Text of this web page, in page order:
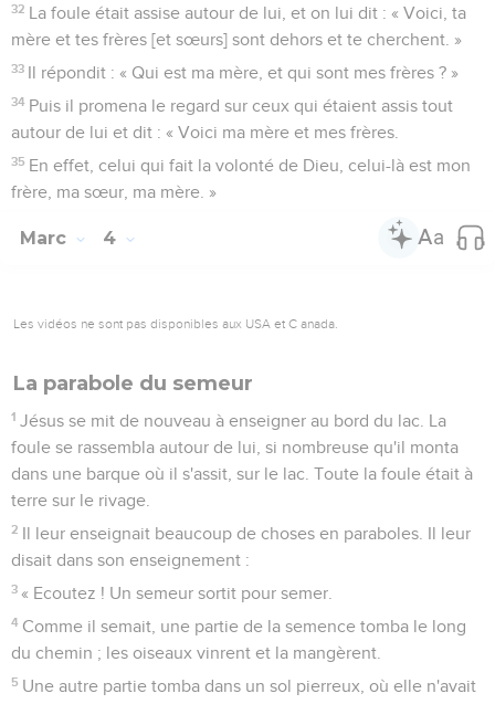
32 La foule était assise autour de lui, et on lui dit : « Voici, ta
mère et tes frères [et sœurs] sont dehors et te cherchent. »
33 Il répondit : « Qui est ma mère, et qui sont mes frères ? »
34 Puis il promena le regard sur ceux qui étaient assis tout
autour de lui et dit : « Voici ma mère et mes frères.
35 En effet, celui qui fait la volonté de Dieu, celui-là est mon
frère, ma sœur, ma mère. »
Marc 4
Les vidéos ne sont pas disponibles aux USA et C anada.
La parabole du semeur
1 Jésus se mit de nouveau à enseigner au bord du lac. La
foule se rassembla autour de lui, si nombreuse qu'il monta
dans une barque où il s'assit, sur le lac. Toute la foule était à
terre sur le rivage.
2 Il leur enseignait beaucoup de choses en paraboles. Il leur
disait dans son enseignement :
3 « Ecoutez ! Un semeur sortit pour semer.
4 Comme il semait, une partie de la semence tomba le long
du chemin ; les oiseaux vinrent et la mangèrent.
5 Une autre partie tomba dans un sol pierreux, où elle n'avait